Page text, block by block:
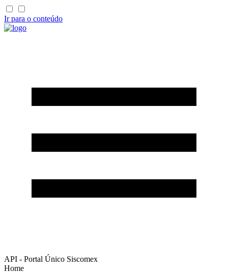
Ir para o conteúdo
API - Portal Único Siscomex
Home